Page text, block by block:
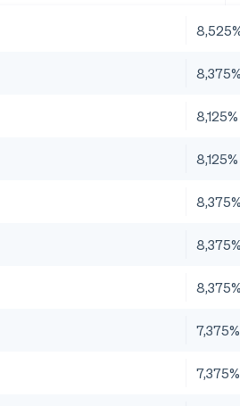
8,125%
8,125%
7,375%
7,375%